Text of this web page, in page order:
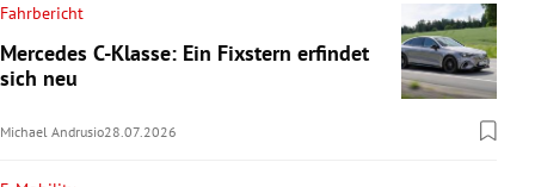
Fahrbericht
Mercedes C-Klasse: Ein Fixstern erfindet
sich neu
Michael Andrusio28.07.2026